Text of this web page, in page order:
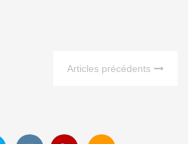
Articles précédents